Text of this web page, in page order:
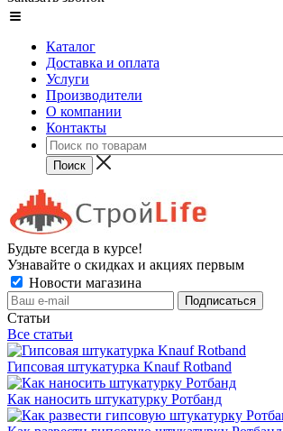
Каталог
Доставка и оплата
Услуги
Производители
О компании
Контакты
Будьте всегда в курсе!
Узнавайте о скидках и акциях первым
Новости магазина
Статьи
Все статьи
Гипсовая штукатурка Knauf Rotband
Как наносить штукатурку Ротбанд